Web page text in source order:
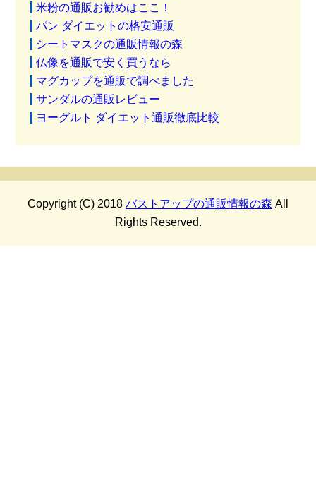
米粉の通販お勧めはここ！
パン ダイエットの格安通販
シートマスクの通販情報の森
仏像を通販で安く買うなら
マグカップを通販で調べました
サンダルの通販レビュー
ヨーグルト ダイエット通販徹底比較
Copyright (C) 2018 バストアップの通販情報の森 All
Rights Reserved.